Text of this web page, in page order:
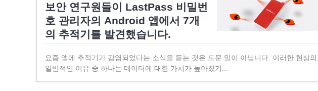
보안 연구원들이 LastPass 비밀번
호 관리자의 Android 앱에서 7개
의 추적기를 발견했습니다.
요즘 앱에 추적기가 감염되었다는 소식을 듣는 것은 드문 일이 아닙니다. 이러한 현상의
일반적인 이유 중 하나는 데이터에 대한 가치가 높아졌기…